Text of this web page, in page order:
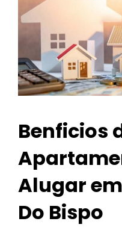
Benficios
Alugar
Do Bispo